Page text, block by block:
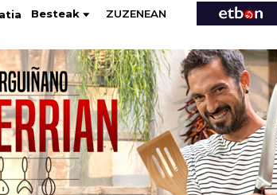
Besteak ZUZENEAN